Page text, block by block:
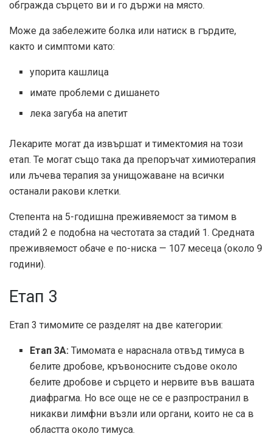
обгражда сърцето ви и го държи на място.
Може да забележите болка или натиск в гърдите,
както и симптоми като:
упорита кашлица
имате проблеми с дишането
лека загуба на апетит
Лекарите могат да извършат и тимектомия на този
етап. Те могат също така да препоръчат химиотерапия
или лъчева терапия за унищожаване на всички
останали ракови клетки.
Степента на 5-годишна преживяемост за тимом в
стадий 2 е подобна на честотата за стадий 1. Средната
преживяемост обаче е по-ниска — 107 месеца (около 9
години).
Етап 3
Етап 3 тимомите се разделят на две категории:
Етап 3A: Тимомата е нараснала отвъд тимуса в
белите дробове, кръвоносните съдове около
белите дробове и сърцето и нервите във вашата
диафрагма. Но все още не се е разпространил в
никакви лимфни възли или органи, които не са в
областта около тимуса.